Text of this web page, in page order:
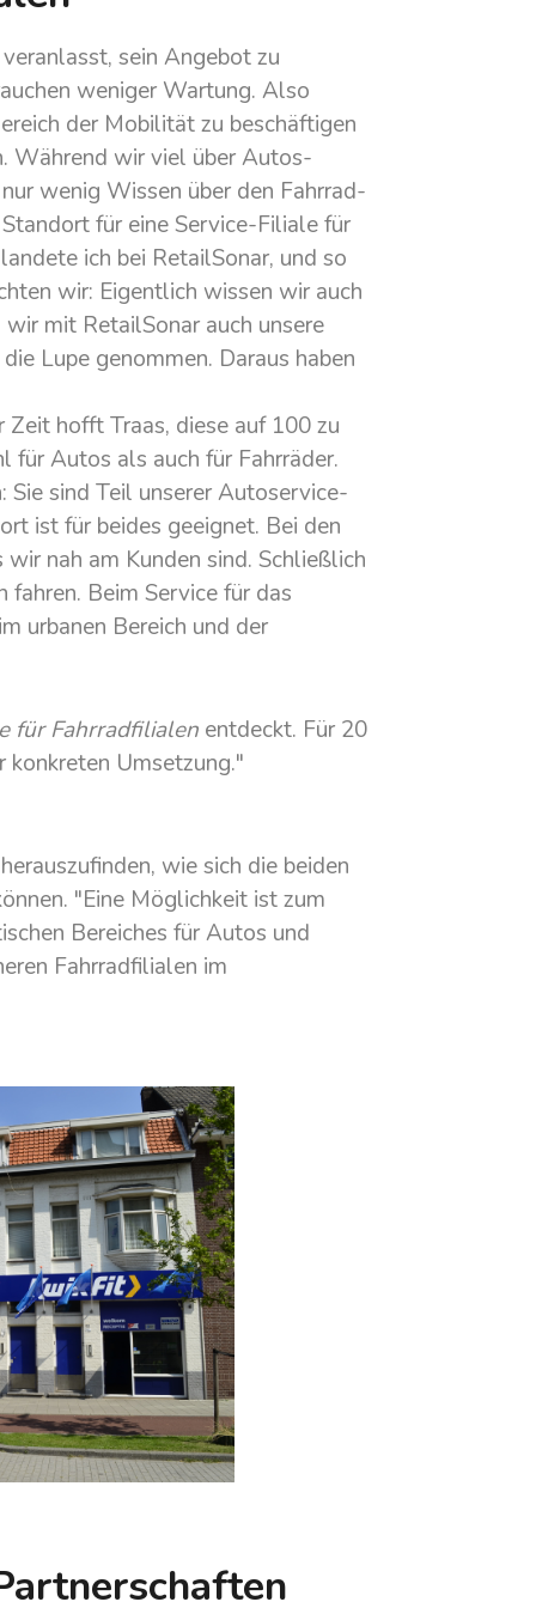
sein Angebot zu
weniger Wartung. Also
der Mobilität zu beschäftigen
Während wir viel über Autos-
wenig Wissen über den Fahrrad-
für eine Service-Filiale für
ich bei RetailSonar, und so
wir: Eigentlich wissen wir auch
mit RetailSonar auch unsere
Lupe genommen. Daraus haben
hofft Traas, diese auf 100 zu
Autos als auch für Fahrräder.
sind Teil unserer Autoservice-
ist für beides geeignet. Bei den
nah am Kunden sind. Schließlich
Beim Service für das
urbanen Bereich und der
für Fahrradfilialenentdeckt. Für 20
konkreten Umsetzung."
wie sich die beiden
"Eine Möglichkeit ist zum
Bereiches für Autos und
Fahrradfilialen im